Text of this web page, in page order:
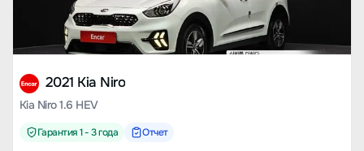
2021 Kia Niro
Kia Niro 1.6 HEV
Гарантия 1 - 3 года Отчет